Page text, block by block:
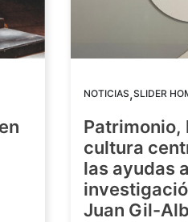
NOTICIAS,SLIDER
Patrimonio,
cultura
las ayudas
Juan Gil-